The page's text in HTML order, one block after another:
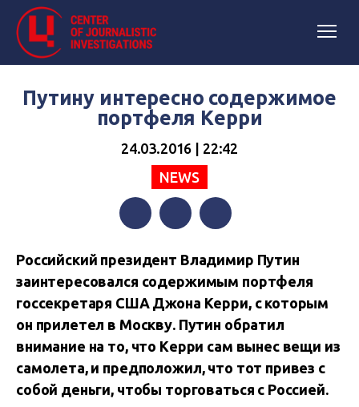
Путину интересно содержимое
портфеля Керри
24.03.2016 | 22:42
NEWS
Российский президент Владимир Путин
заинтересовался содержимым портфеля
госсекретаря США Джона Керри, с которым
он прилетел в Москву. Путин обратил
внимание на то, что Керри сам вынес вещи из
самолета, и предположил, что тот привез с
собой деньги, чтобы торговаться с Россией.